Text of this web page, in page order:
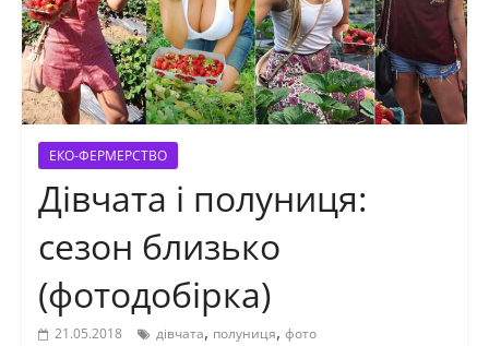
ЕКО-ФЕРМЕРСТВО
Дівчата і полуниця:
сезон близько
(фотодобірка)
21.05.2018 дівчата, полуниця, фото